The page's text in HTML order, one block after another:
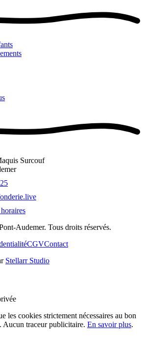
Surcouf
Audemer. Tous droits réservés.
CGVContact
Stellarr Studio
les cookies strictement nécessaires au bon
Aucun traceur publicitaire. En savoir plus.